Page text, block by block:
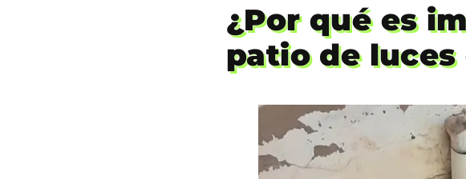
¿Por qué es
patio de luces